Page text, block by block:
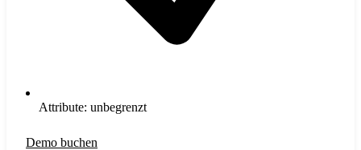
Attribute: unbegrenzt
Demo buchen